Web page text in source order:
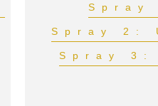
Spray
Spray 2:
Spray 3: